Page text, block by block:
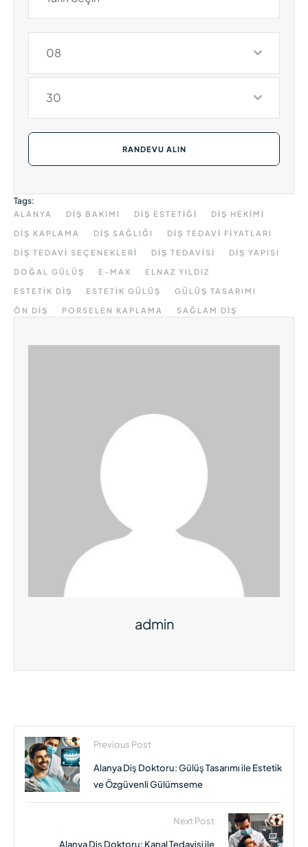
08
30
RANDEVU ALIN
Tags:
ALANYA DIŞ BAKIMI DIŞ ESTETIĞI DIŞ HEKIMI
DIŞ KAPLAMA DIŞ SAĞLIĞI DIŞ TEDAVI FIYATLARI
DIŞ TEDAVI SEÇENEKLERI DIŞ TEDAVISI DIŞ YAPISI
DOĞAL GÜLÜŞ E-MAX ELNAZ YILDIZ
ESTETIK DIŞ ESTETIK GÜLÜŞ GÜLÜŞ TASARIMI
ÖN DIŞ PORSELEN KAPLAMA SAĞLAM DIŞ
admin
Previous Post
Alanya Diş Doktoru: Gülüş Tasarımı ile Estetik
ve Özgüvenli Gülümseme
Next Post
Alanya Diş Doktoru: Kanal Tedavisi ile